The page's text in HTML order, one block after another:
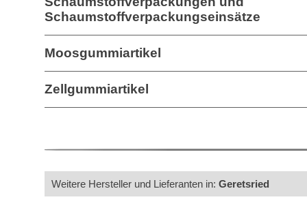
Schaumstoffverpackungseinsätze
Moosgummiartikel
Zellgummiartikel
Weitere Hersteller und Lieferanten in: Geretsried